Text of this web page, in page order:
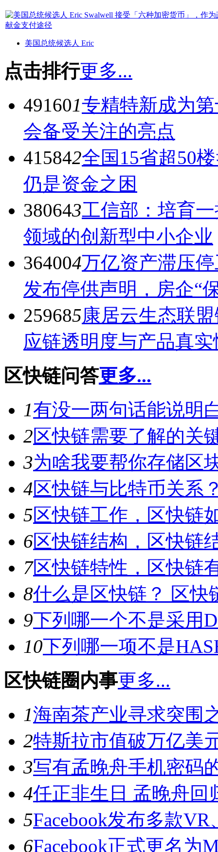
美国总统候选人 Eric
点击排行更多...
491601专精特新成为
会备受关注的亮点
415842全国15省超50
仍是资金之困
380643工信部：培育
领域的创新型中小企业
364004万亿资产滞压
发布停供声明，房企“
259685康居云生态联
应链透明度与产品真实
区快链问答更多...
1有没一两句话能说明
2区快链需要了解的关
3为啥我要帮你存储区
4区快链与比特币关系
5区快链工作，区快链
6区快链结构，区快链
7区快链特性，区快链
8什么是区快链？ 区快
9下列哪一个不是采用
10下列哪一项不是
区快链圈内事更多...
1海南茶产业寻求突围
2特斯拉市值破万亿美
3写有孟晚舟手机密码
4任正非生日 孟晚舟回
5Facebook发布多款
6Facebook正式更名为